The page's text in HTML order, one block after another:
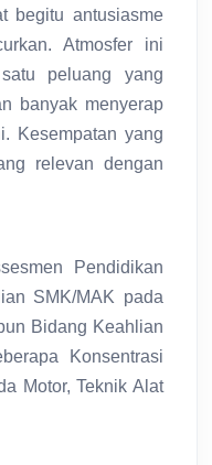
begitu antusiasme
Atmosfer ini
peluang yang
banyak menyerap
Kesempatan yang
relevan dengan
Pendidikan
SMK/MAK pada
Bidang Keahlian
Konsentrasi
Motor, Teknik Alat